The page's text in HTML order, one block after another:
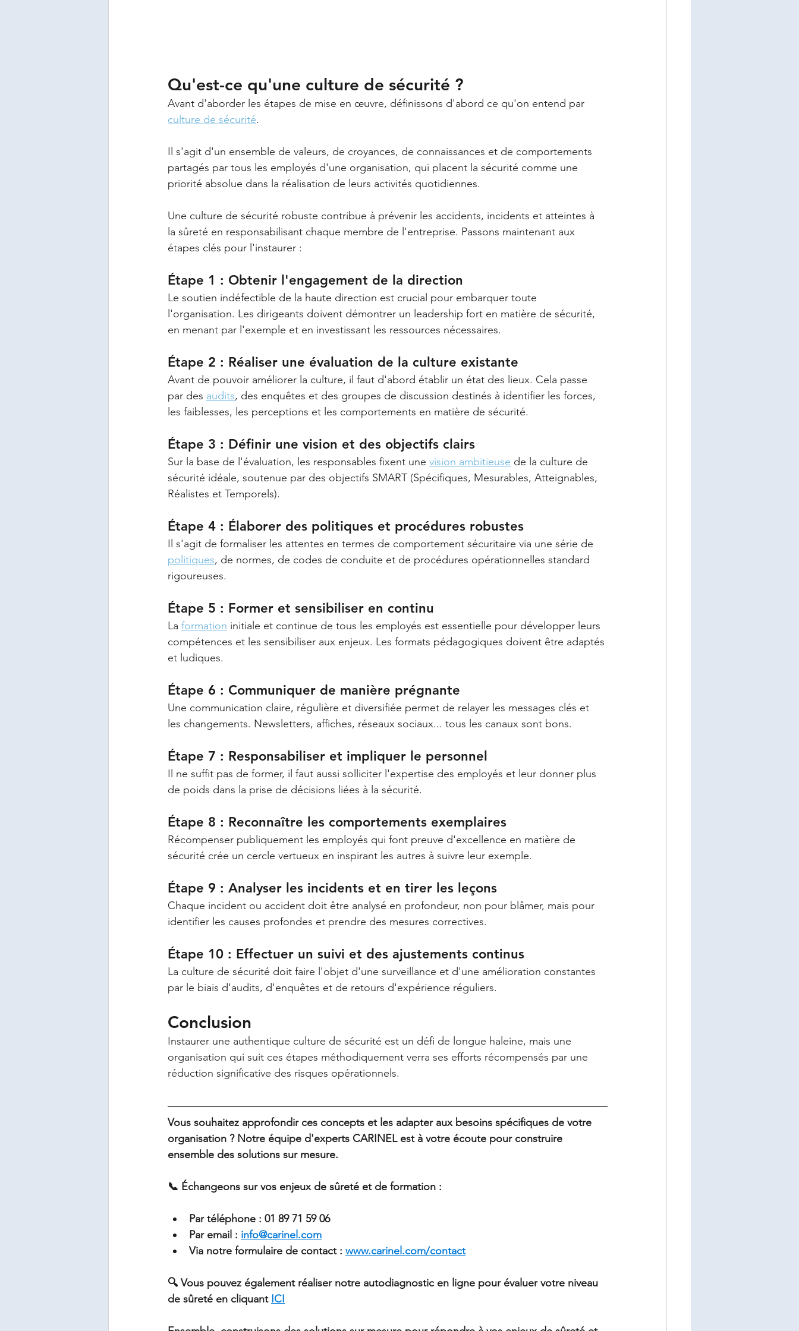
Qu'est-ce qu'une culture de sécurité ?
Avant d'aborder les étapes de mise en œuvre, définissons d'abord ce qu'on entend par
culture de sécurité.
Il s'agit d'un ensemble de valeurs, de croyances, de connaissances et de comportements
partagés par tous les employés d'une organisation, qui placent la sécurité comme une
priorité absolue dans la réalisation de leurs activités quotidiennes.
Une culture de sécurité robuste contribue à prévenir les accidents, incidents et atteintes à
la sûreté en responsabilisant chaque membre de l'entreprise. Passons maintenant aux
étapes clés pour l'instaurer :
Étape 1 : Obtenir l'engagement de la direction
Le soutien indéfectible de la haute direction est crucial pour embarquer toute
l'organisation. Les dirigeants doivent démontrer un leadership fort en matière de sécurité,
en menant par l'exemple et en investissant les ressources nécessaires.
Étape 2 : Réaliser une évaluation de la culture existante
Avant de pouvoir améliorer la culture, il faut d'abord établir un état des lieux. Cela passe
par des audits, des enquêtes et des groupes de discussion destinés à identifier les forces,
les faiblesses, les perceptions et les comportements en matière de sécurité.
Étape 3 : Définir une vision et des objectifs clairs
Sur la base de l'évaluation, les responsables fixent une vision ambitieuse de la culture de
sécurité idéale, soutenue par des objectifs SMART (Spécifiques, Mesurables, Atteignables,
Réalistes et Temporels).
Étape 4 : Élaborer des politiques et procédures robustes
Il s'agit de formaliser les attentes en termes de comportement sécuritaire via une série de
politiques, de normes, de codes de conduite et de procédures opérationnelles standard
rigoureuses.
Étape 5 : Former et sensibiliser en continu
La formation initiale et continue de tous les employés est essentielle pour développer leurs
compétences et les sensibiliser aux enjeux. Les formats pédagogiques doivent être adaptés
et ludiques.
Étape 6 : Communiquer de manière prégnante
Une communication claire, régulière et diversifiée permet de relayer les messages clés et
les changements. Newsletters, affiches, réseaux sociaux... tous les canaux sont bons.
Étape 7 : Responsabiliser et impliquer le personnel
Il ne suffit pas de former, il faut aussi solliciter l'expertise des employés et leur donner plus
de poids dans la prise de décisions liées à la sécurité.
Étape 8 : Reconnaître les comportements exemplaires
Récompenser publiquement les employés qui font preuve d'excellence en matière de
sécurité crée un cercle vertueux en inspirant les autres à suivre leur exemple.
Étape 9 : Analyser les incidents et en tirer les leçons
Chaque incident ou accident doit être analysé en profondeur, non pour blâmer, mais pour
identifier les causes profondes et prendre des mesures correctives.
Étape 10 : Effectuer un suivi et des ajustements continus
La culture de sécurité doit faire l'objet d'une surveillance et d'une amélioration constantes
par le biais d'audits, d'enquêtes et de retours d'expérience réguliers.
Conclusion
Instaurer une authentique culture de sécurité est un défi de longue haleine, mais une
organisation qui suit ces étapes méthodiquement verra ses efforts récompensés par une
réduction significative des risques opérationnels.
Vous souhaitez approfondir ces concepts et les adapter aux besoins spécifiques de votre
organisation ? Notre équipe d'experts CARINEL est à votre écoute pour construire
ensemble des solutions sur mesure.
📞 Échangeons sur vos enjeux de sûreté et de formation :
Par téléphone : 01 89 71 59 06
Par email : info@carinel.com
Via notre formulaire de contact : www.carinel.com/contact
🔍 Vous pouvez également réaliser notre autodiagnostic en ligne pour évaluer votre niveau
de sûreté en cliquant ICI